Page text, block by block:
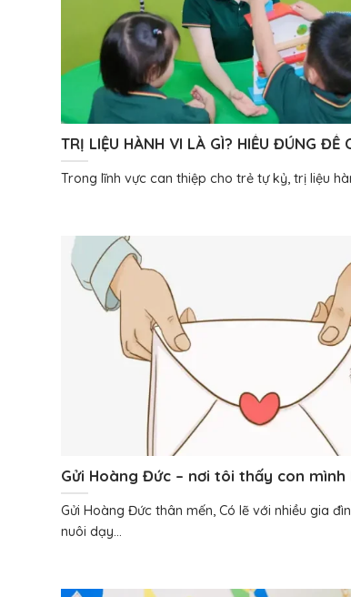
TRỊ LIỆU HÀNH VI LÀ GÌ? HIỂU ĐÚNG ĐỂ
ĐÚNG CHO TRẺ TỰ KỶ
Trong lĩnh vực can thiệp cho trẻ tự kỷ, trị liệu
Gửi Hoàng Đức – nơi tôi thấy con mình
ngày!
Gửi Hoàng Đức thân mến, Có lẽ với nhiều gia
nuôi dạy...